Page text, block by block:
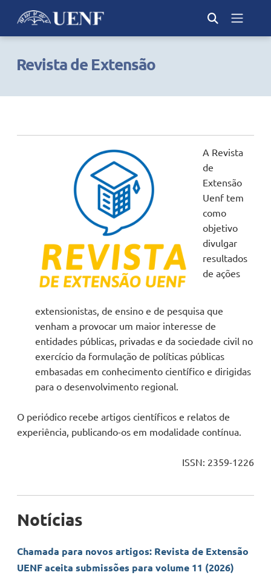
Revista de Extensão
A Revista
de
Extensão
Uenf tem
como
objetivo
divulgar
resultados
de ações
extensionistas, de ensino e de pesquisa que
venham a provocar um maior interesse de
entidades públicas, privadas e da sociedade civil no
exercício da formulação de políticas públicas
embasadas em conhecimento científico e dirigidas
para o desenvolvimento regional.
O periódico recebe artigos científicos e relatos de
experiência, publicando-os em modalidade contínua.
ISSN: 2359-1226
Notícias
Chamada para novos artigos: Revista de Extensão
UENF aceita submissões para volume 11 (2026)
Home
Telefone
Localização